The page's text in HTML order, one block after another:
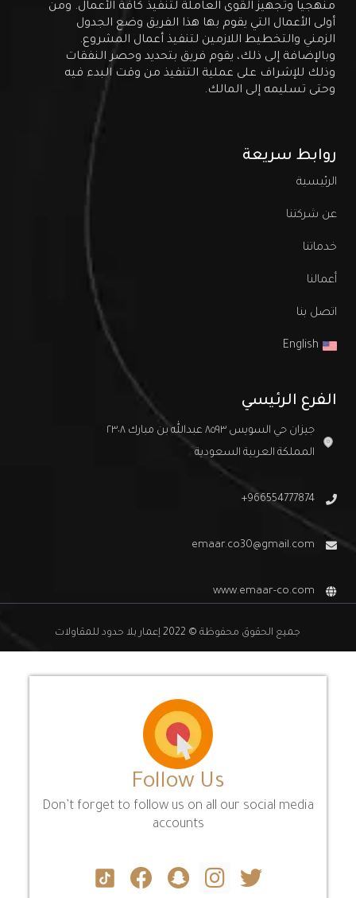
منهجياً وتجهيز القوى العاملة لتنفيذ كافة الأعمال. ومن
أولى الأعمال التي يقوم بها هذا الفريق وضع الجدول
الزمني والتخطيط اللازمين لتنفيذ أعمال المشروع.
وبالإضافة إلى ذلك، يقوم فريق بتحديد وحصر النفقات
وذلك للإشراف على عملية التنفيذ من وقت البدء فيه
وحتى تسليمه إلى المالك.
روابط سريعة
الرئيسية
عن شركتنا
خدماتنا
أعمالنا
اتصل بنا
English
الفرع الرئيسي
جيزان حي السويس ٨٥٩٣ عبدالله بن مبارك ٢٣٠٨
المملكة العربية السعودية
966554777874+
emaar.co30@gmail.com
www.emaar-co.com
جميع الحقوق محفوظة © 2022 إعمار بلا حدود للمقاولات
Follow Us
Don’t forget to follow us on all our social media
accounts